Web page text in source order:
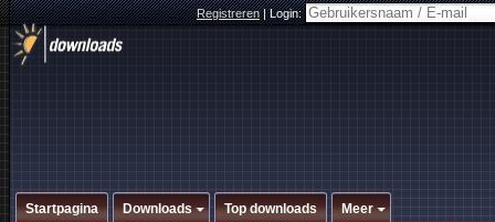
Registreren|Login:
Startpagina Downloads Top downloads Meer